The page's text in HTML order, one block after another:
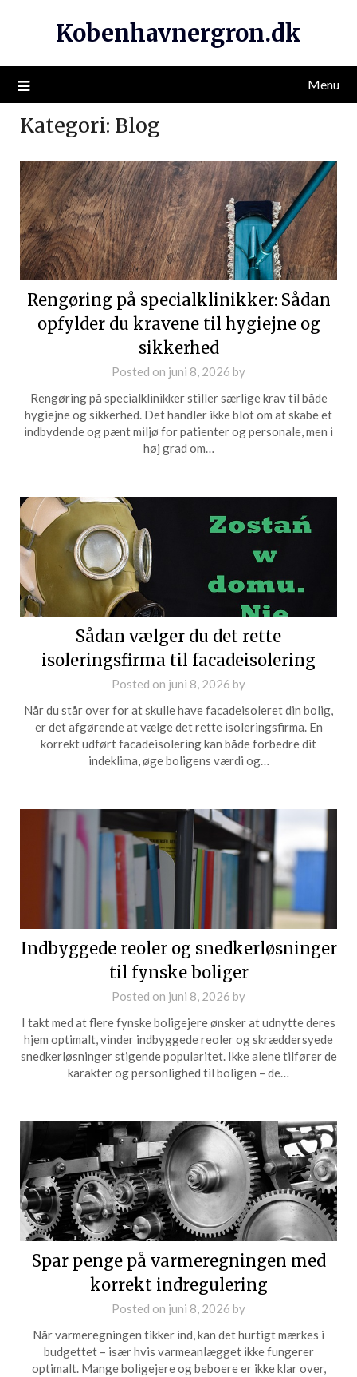
Kobenhavnergron.dk
Menu
Kategori: Blog
Rengøring på specialklinikker: Sådan
opfylder du kravene til hygiejne og
sikkerhed
Posted on juni 8, 2026 by
Rengøring på specialklinikker stiller særlige krav til både
hygiejne og sikkerhed. Det handler ikke blot om at skabe et
indbydende og pænt miljø for patienter og personale, men i
høj grad om…
Sådan vælger du det rette
isoleringsfirma til facadeisolering
Posted on juni 8, 2026 by
Når du står over for at skulle have facadeisoleret din bolig,
er det afgørende at vælge det rette isoleringsfirma. En
korrekt udført facadeisolering kan både forbedre dit
indeklima, øge boligens værdi og…
Indbyggede reoler og snedkerløsninger
til fynske boliger
Posted on juni 8, 2026 by
I takt med at flere fynske boligejere ønsker at udnytte deres
hjem optimalt, vinder indbyggede reoler og skræddersyede
snedkerløsninger stigende popularitet. Ikke alene tilfører de
karakter og personlighed til boligen – de…
Spar penge på varmeregningen med
korrekt indregulering
Posted on juni 8, 2026 by
Når varmeregningen tikker ind, kan det hurtigt mærkes i
budgettet – især hvis varmeanlægget ikke fungerer
optimalt. Mange boligejere og beboere er ikke klar over,